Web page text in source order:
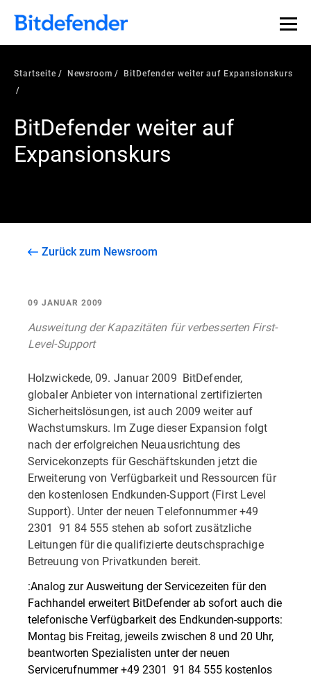
Startseite Newsroom BitDefender weiter auf Expansionskurs
BitDefender weiter auf
Expansionskurs
Zurück zum Newsroom
09 JANUAR 2009
Ausweitung der Kapazitäten für verbesserten First-
Level-Support
Holzwickede, 09. Januar 2009  BitDefender,
globaler Anbieter von international zertifizierten
Sicherheitslösungen, ist auch 2009 weiter auf
Wachstumskurs. Im Zuge dieser Expansion folgt
nach der erfolgreichen Neuausrichtung des
Servicekonzepts für Geschäftskunden jetzt die
Erweiterung von Verfügbarkeit und Ressourcen für
den kostenlosen Endkunden-Support (First Level
Support). Unter der neuen Telefonnummer +49
2301  91 84 555 stehen ab sofort zusätzliche
Leitungen für die qualifizierte deutschsprachige
Betreuung von Privatkunden bereit.
:Analog zur Ausweitung der Servicezeiten für den
Fachhandel erweitert BitDefender ab sofort auch die
telefonische Verfügbarkeit des Endkunden-supports:
Montag bis Freitag, jeweils zwischen 8 und 20 Uhr,
beantworten Spezialisten unter der neuen
Servicerufnummer +49 2301  91 84 555 kostenlos